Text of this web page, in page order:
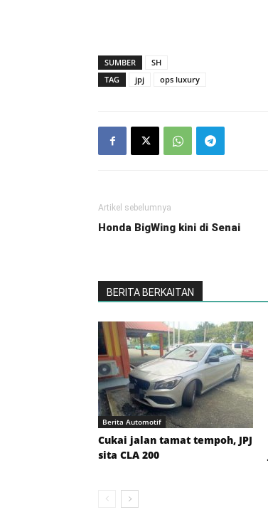
SUMBER
SH
TAG
jpj ops luxury
Artikel sebelumnya
Honda BigWing kini di Senai
BERITA BERKAITAN
Berita Automotif
Cukai jalan tamat tempoh, JPJ
sita CLA 200